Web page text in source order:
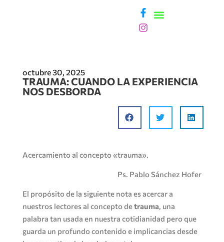
octubre 30, 2025
TRAUMA: CUANDO LA EXPERIENCIA
NOS DESBORDA
Acercamiento al concepto «trauma».
Ps. Pablo Sánchez Hofer
El propósito de la siguiente nota es acercar a
nuestros lectores al concepto detrauma, una
palabra tan usada en nuestra cotidianidad pero que
guarda un profundo contenido e implicancias desde